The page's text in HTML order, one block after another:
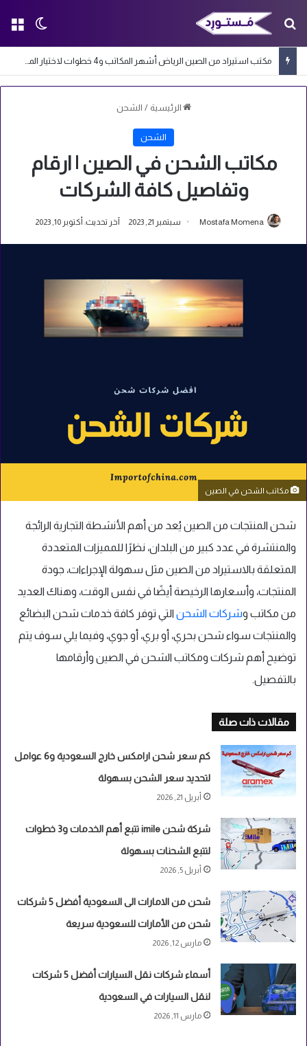
الوضع بحث عن
مكتب استيراد من الصين الرياض أشهر المكاتب و4 خطوات لاختيار المكتب المناسب
الرئيسية / الشحن
الشحن
مكاتب الشحن في الصين | ارقام
وتفاصيل كافة الشركات
Mostafa Momena سبتمبر 21, 2023 آخر تحديث: أكتوبر 10, 2023
مكاتب الشحن في الصين
شحن المنتجات من الصين يُعد من أهم الأنشطة التجارية الرائجة
والمنتشرة في عدد كبير من البلدان، نظرًا للمميزات المتعددة
المتعلقة بالاستيراد من الصين مثل سهولة الإجراءات، جودة
المنتجات، وأسعارها الرخيصة أيضًا في نفس الوقت، وهناك العديد
من مكاتب وشركات الشحن التي توفر كافة خدمات شحن البضائع
والمنتجات سواء شحن بحري، أو بري، أو جوي، وفيما يلي سوف يتم
توضيح أهم شركات ومكاتب الشحن في الصين وأرقامها
بالتفصيل.
مقالات ذات صلة
كم سعر شحن ارامكس خارج السعودية و6 عوامل
لتحديد سعر الشحن بسهولة
أبريل 21, 2026
شركة شحن imile تتبع أهم الخدمات و3 خطوات
لتتبع الشحنات بسهولة
أبريل 5, 2026
شحن من الامارات الى السعودية أفضل 5 شركات
شحن من الأمارات للسعودية سريعة
مارس 12, 2026
أسماء شركات نقل السيارات أفضل 5 شركات
لنقل السيارات في السعودية
مارس 11, 2026